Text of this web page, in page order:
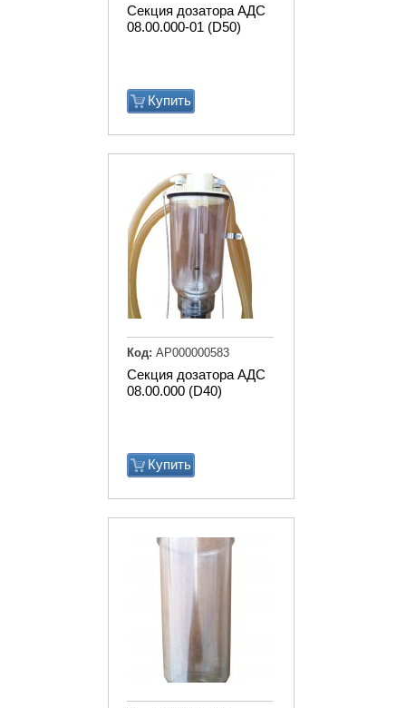
Секция дозатора АДС
08.00.000-01 (D50)
Купить
Секция дозатора АДС
08.00.000 (D40)
Купить
Код: АР000000583